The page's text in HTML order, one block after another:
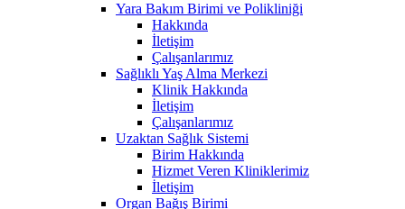
Yara Bakım Birimi ve Polikliniği
Hakkında
İletişim
Çalışanlarımız
Sağlıklı Yaş Alma Merkezi
Klinik Hakkında
İletişim
Çalışanlarımız
Uzaktan Sağlık Sistemi
Birim Hakkında
Hizmet Veren Kliniklerimiz
İletişim
Organ Bağış Birimi